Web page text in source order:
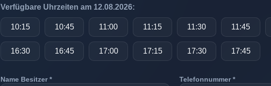
Verfügbare Uhrzeiten am 12.08.2026:
10:15 10:45 11:00 11:15 11:30 11:45
16:30 16:45 17:00 17:15 17:30 17:45
Name Besitzer * Telefonnummer *